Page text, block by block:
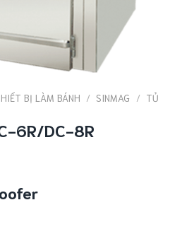
BỊ LÀM BÁNH / SINMAG / TỦ
6R/DC-8R